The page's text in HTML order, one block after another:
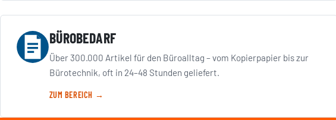
BÜROBEDARF
Über 300.000 Artikel für den Büroalltag – vom Kopierpapier bis zur
Bürotechnik, oft in 24–48 Stunden geliefert.
ZUM BEREICH →